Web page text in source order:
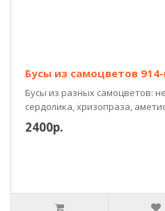
Бусы из самоцветов
Бусы из разных самоцветов:
сердолика, хризопраза,
2400р.